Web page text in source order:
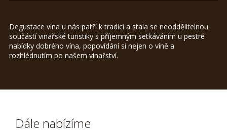
Degustace vína u nás patří k tradici a stala se neoddělitelnou
součástí vinařské turistiky s příjemným setkáváním u pestré
nabídky dobrého vína, popovídání si nejen o víně a
rozhlédnutím po našem vinařství.
Dále nabízíme